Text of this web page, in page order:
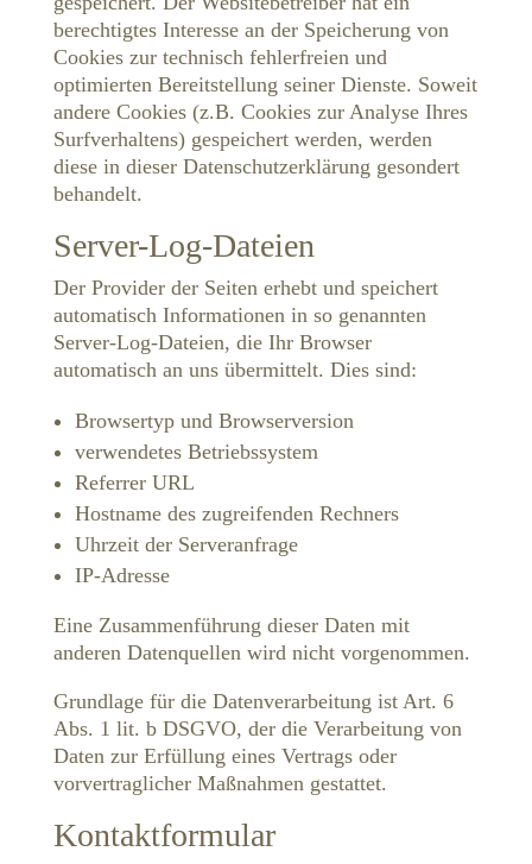
berechtigtes Interesse an der Speicherung von
Cookies zur technisch fehlerfreien und
optimierten Bereitstellung seiner Dienste. Soweit
andere Cookies (z.B. Cookies zur Analyse Ihres
Surfverhaltens) gespeichert werden, werden
diese in dieser Datenschutzerklärung gesondert
behandelt.
Server-Log-Dateien
Der Provider der Seiten erhebt und speichert
automatisch Informationen in so genannten
Server-Log-Dateien, die Ihr Browser
automatisch an uns übermittelt. Dies sind:
Browsertyp und Browserversion
verwendetes Betriebssystem
Referrer URL
Hostname des zugreifenden Rechners
Uhrzeit der Serveranfrage
IP-Adresse
Eine Zusammenführung dieser Daten mit
anderen Datenquellen wird nicht vorgenommen.
Grundlage für die Datenverarbeitung ist Art. 6
Abs. 1 lit. b DSGVO, der die Verarbeitung von
Daten zur Erfüllung eines Vertrags oder
vorvertraglicher Maßnahmen gestattet.
Kontaktformular